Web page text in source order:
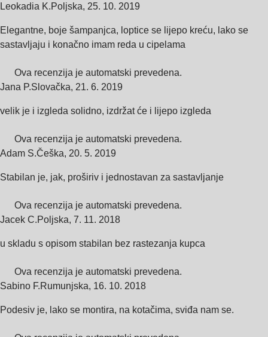
Leokadia K.Poljska, 25. 10. 2019
Elegantne, boje šampanjca, loptice se lijepo kreću, lako se
sastavljaju i konačno imam reda u cipelama
Ova recenzija je automatski prevedena.
Jana P.Slovačka, 21. 6. 2019
velik je i izgleda solidno, izdržat će i lijepo izgleda
Ova recenzija je automatski prevedena.
Adam S.Češka, 20. 5. 2019
Stabilan je, jak, proširiv i jednostavan za sastavljanje
Ova recenzija je automatski prevedena.
Jacek C.Poljska, 7. 11. 2018
u skladu s opisom stabilan bez rastezanja kupca
Ova recenzija je automatski prevedena.
Sabino F.Rumunjska, 16. 10. 2018
Podesiv je, lako se montira, na kotačima, sviđa nam se.